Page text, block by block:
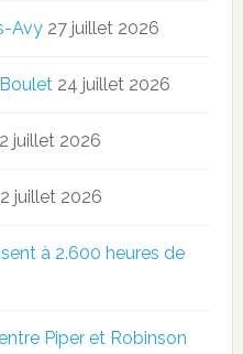
Avy 27 juillet 2026
24 juillet 2026
juillet 2026
juillet 2026
à 2.600 heures de
Piper et Robinson